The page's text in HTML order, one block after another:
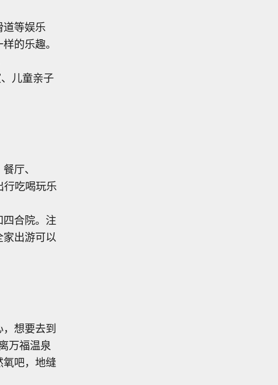
道等娱乐
的乐趣。
儿童亲子
厅、
行吃喝玩乐
四合院。注
家出游可以
想要去到
万福温泉
吧，地缝